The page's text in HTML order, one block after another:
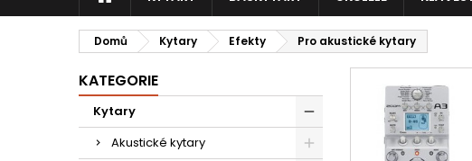
Domů Kytary Efekty Pro akustické kytary
KATEGORIE
Kytary
Akustické kytary